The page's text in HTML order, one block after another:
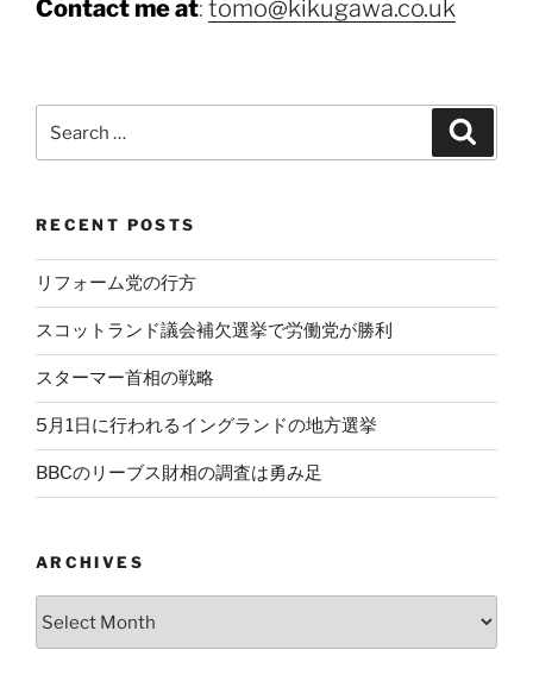
Contact me at: tomo@kikugawa.co.uk
for:
RECENT POSTS
リフォーム党の行方
スコットランド議会補欠選挙で労働党が勝利
スターマー首相の戦略
5月1日に行われるイングランドの地方選挙
BBCのリーブス財相の調査は勇み足
ARCHIVES